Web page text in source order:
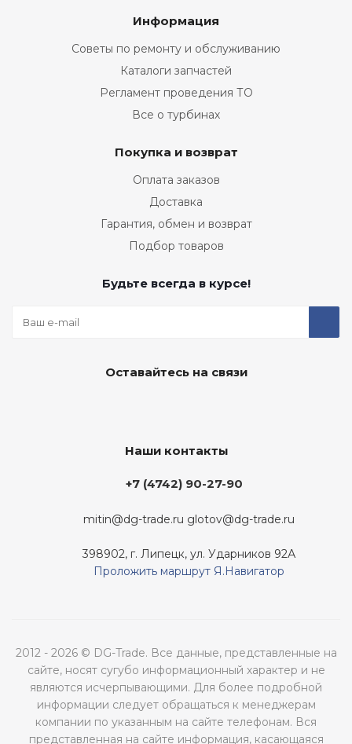
Информация
Советы по ремонту и обслуживанию
Каталоги запчастей
Регламент проведения ТО
Все о турбинах
Покупка и возврат
Оплата заказов
Доставка
Гарантия, обмен и возврат
Подбор товаров
Будьте всегда в курсе!
Оставайтесь на связи
Наши контакты
+7 (4742) 90-27-90
mitin@dg-trade.ru glotov@dg-trade.ru
398902, г. Липецк, ул. Ударников 92А
Проложить маршрут Я.Навигатор
2012 - 2026 © DG-Trade. Все данные, представленные на
сайте, носят сугубо информационный характер и не
являются исчерпывающими. Для более подробной
информации следует обращаться к менеджерам
компании по указанным на сайте телефонам. Вся
представленная на сайте информация, касающаяся